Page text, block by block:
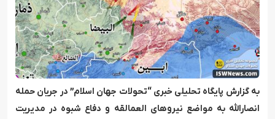
به گزارش پایگاه تحلیلی خبری “تحولات جهان اسلام” در جریان حمله
انصارالله به مواضع نیروهای العمالقه و دفاع شبوه در مدیریت